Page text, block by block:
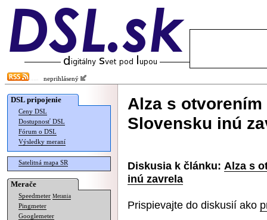
neprihlásený
DSL pripojenie
Ceny DSL
Dostupnosť DSL
Fórum o DSL
Výsledky meraní
Satelitná mapa SR
Merače
Speedmeter Merania
Pingmeter
Googlemeter
Alza s
Slovensku inú
Diskusia k článku: Alza s
inú zavrela
Prispievajte do diskusií ako